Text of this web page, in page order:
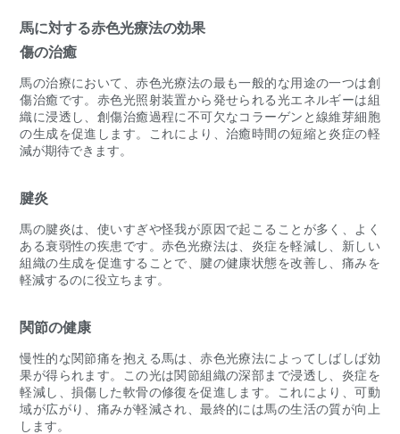
馬に対する赤色光療法の効果
傷の治癒
馬の治療において、赤色光療法の最も一般的な用途の一つは創
傷治癒です。赤色光照射装置から発せられる光エネルギーは組
織に浸透し、創傷治癒過程に不可欠なコラーゲンと線維芽細胞
の生成を促進します。これにより、治癒時間の短縮と炎症の軽
減が期待できます。
腱炎
馬の腱炎は、使いすぎや怪我が原因で起こることが多く、よく
ある衰弱性の疾患です。赤色光療法は、炎症を軽減し、新しい
組織の生成を促進することで、腱の健康状態を改善し、痛みを
軽減するのに役立ちます。
関節の健康
慢性的な関節痛を抱える馬は、赤色光療法によってしばしば効
果が得られます。この光は関節組織の深部まで浸透し、炎症を
軽減し、損傷した軟骨の修復を促進します。これにより、可動
域が広がり、痛みが軽減され、最終的には馬の生活の質が向上
します。